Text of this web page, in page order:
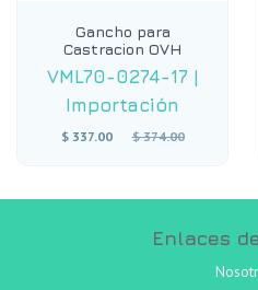
Gancho para
Castracion OVH
VML70-0274-17 |
Importación
$ 337.00
Precio
$ 374.00
Enlaces